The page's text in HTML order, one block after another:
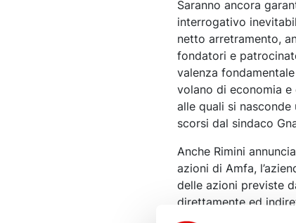
Saranno ancora
interrogativo
netto arretramento,
fondatori e
valenza
volano di economia e
alle quali si
scorsi dal sindaco
Anche Rimini
azioni di Amfa,
delle azioni previste
direttamente ed
Commissione